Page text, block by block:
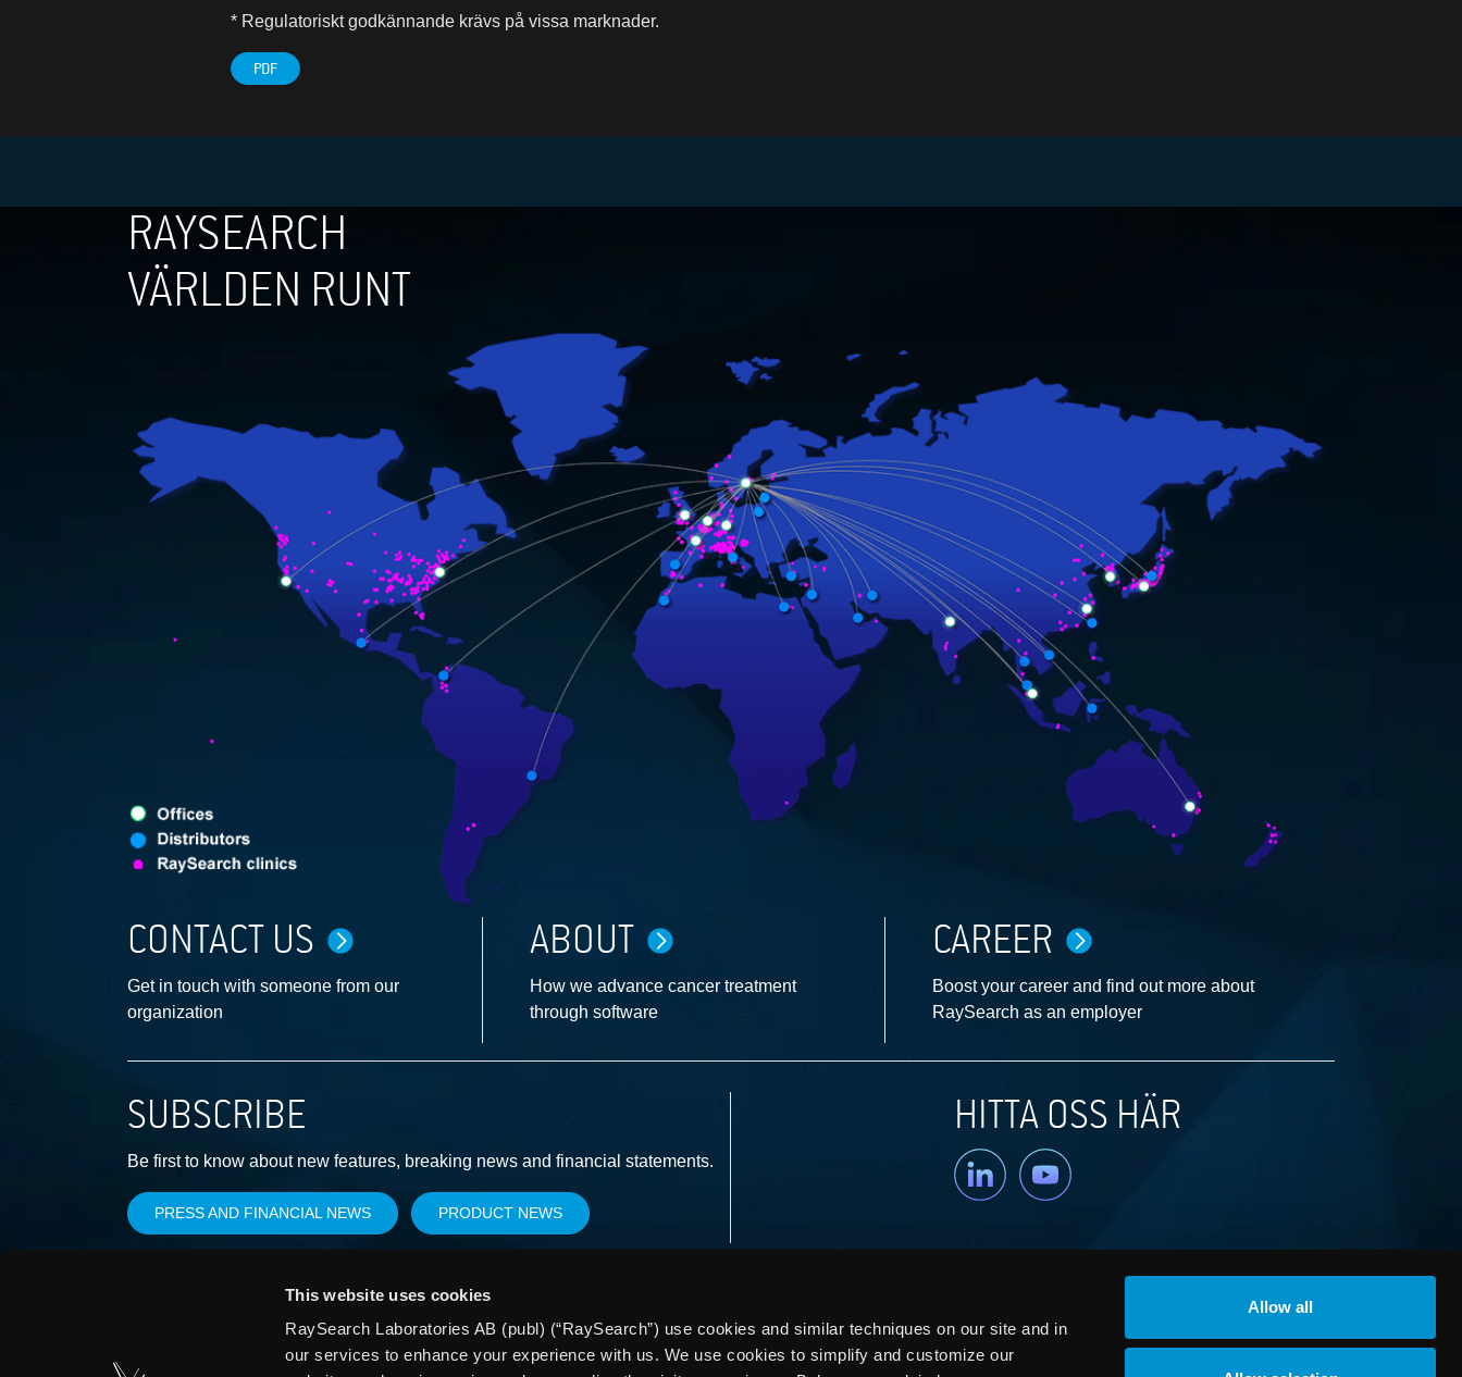
This website uses cookies
RaySearch Laboratories AB (publ) (“RaySearch”) use cookies and similar techniques on our site and in
our services to enhance your experience with us. We use cookies to simplify and customize our
Allow all
* Regulatoriskt godkännande krävs på vissa marknader.
PDF
RAYSEARCH
VÄRLDEN RUNT
CONTACT US
Get in touch with someone from our
organization
ABOUT
How we advance cancer treatment
through software
CAREER
Boost your career and find out more about
RaySearch as an employer
SUBSCRIBE
Be first to know about new features, breaking news and financial statements.
PRESS AND FINANCIAL NEWS PRODUCT NEWS
HITTA OSS HÄR
Linkedin YouTube